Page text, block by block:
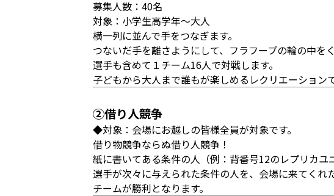
募集人数：40名
対象：小学生高学年～大人
横一列に並んで手をつなぎます。
つないだ手を離さようにして、フラフープの輪の中を
選手も含めて１チーム16人で対戦します。
子どもから大人まで誰もが楽しめるレクリエーションで
②借り人競争
◆対象：会場にお越しの皆様全員が対象です。
借り物競争ならぬ借り人競争！
紙に書いてある条件の人（例：背番号12のレプリカユ
選手が次々に与えられた条件の人を、会場に来てく
チームが勝利となります。